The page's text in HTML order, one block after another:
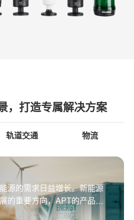
，打造专属解决方案
轨道交通 物流
源的需求日益增长。新能源
的重要方向，APT的产品在
等领域的设备中着发挥关键